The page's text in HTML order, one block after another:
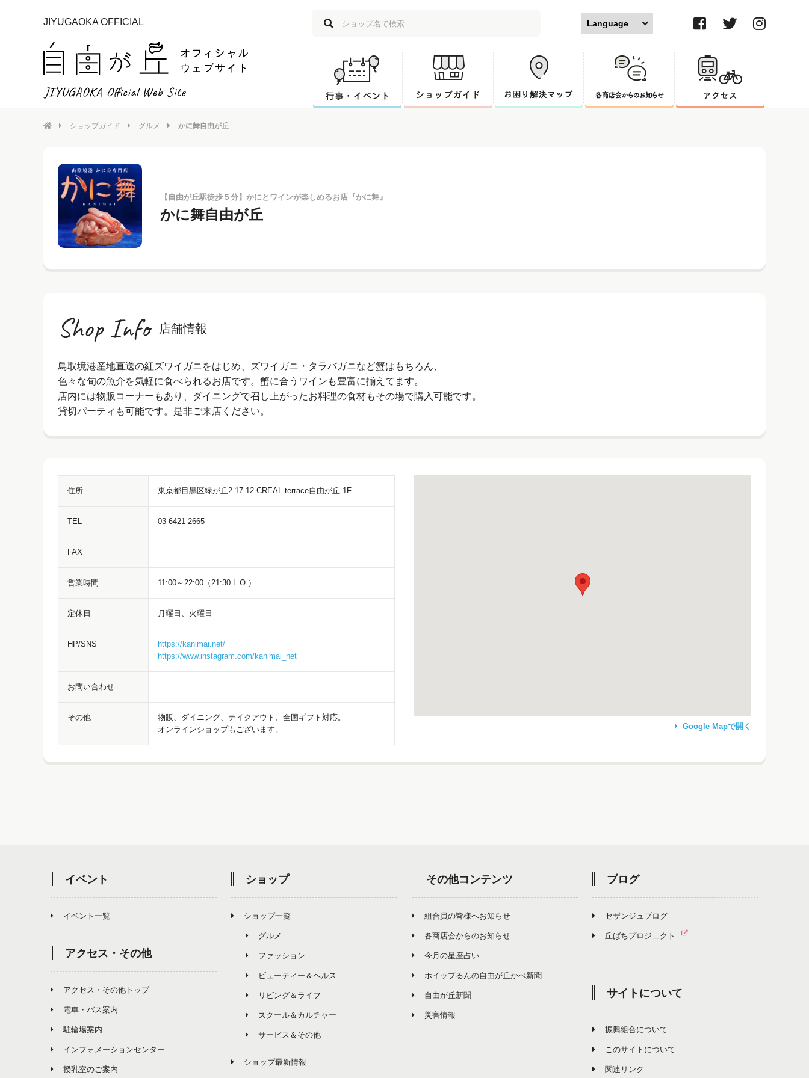
JIYUGAOKA OFFICIAL
ショップガイド グルメ かに舞自由が丘
【自由が丘駅徒歩５分】かにとワインが楽しめるお店『かに舞』
かに舞自由が丘
Shop Info 店舗情報
鳥取境港産地直送の紅ズワイガニをはじめ、ズワイガニ・タラバガニなど蟹はもちろん、
色々な旬の魚介を気軽に食べられるお店です。蟹に合うワインも豊富に揃えてます。
店内には物販コーナーもあり、ダイニングで召し上がったお料理の食材もその場で購入可能です。
貸切パーティも可能です。是非ご来店ください。
住所 東京都目黒区緑が丘2-17-12 CREAL terrace自由が丘 1F
TEL 03-6421-2665
FAX
営業時間 11:00～22:00（21:30 L.O.）
定休日 月曜日、火曜日
HP/SNS
https://kanimai.net/
https://www.instagram.com/kanimai_net
お問い合わせ
その他
物販、ダイニング、テイクアウト、全国ギフト対応。
オンラインショップもございます。
Google Mapで開く
イベント
イベント一覧
アクセス・その他
アクセス・その他トップ
電車・バス案内
駐輪場案内
インフォメーションセンター
授乳室のご案内
ショップ
ショップ一覧
グルメ
ファッション
ビューティー＆ヘルス
リビング＆ライフ
スクール＆カルチャー
サービス＆その他
ショップ最新情報
その他コンテンツ
組合員の皆様へお知らせ
各商店会からのお知らせ
今月の星座占い
ホイップるんの自由が丘かべ新聞
自由が丘新聞
災害情報
ブログ
セザンジュブログ
丘ばちプロジェクト
サイトについて
振興組合について
このサイトについて
関連リンク